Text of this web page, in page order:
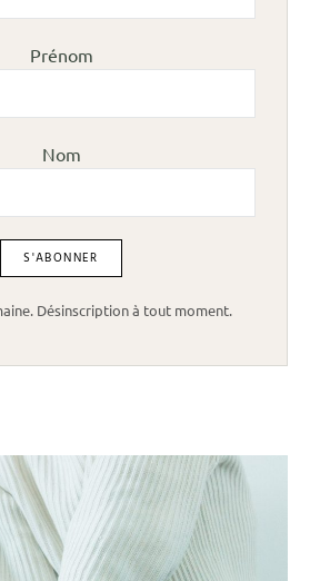
Prénom
Nom
Désinscription à tout moment.